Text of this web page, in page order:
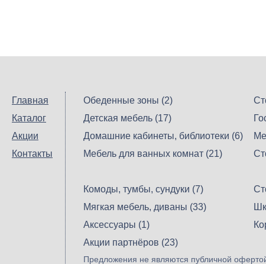
Главная
Каталог
Акции
Контакты
Обеденные зоны (2)
Детская мебель (17)
Домашние кабинеты, библиотеки (6)
Мебель для ванных комнат (21)
Комоды, тумбы, сундуки (7)
Мягкая мебель, диваны (33)
Аксессуары (1)
Акции партнёров (23)
Предложения не являются публичной